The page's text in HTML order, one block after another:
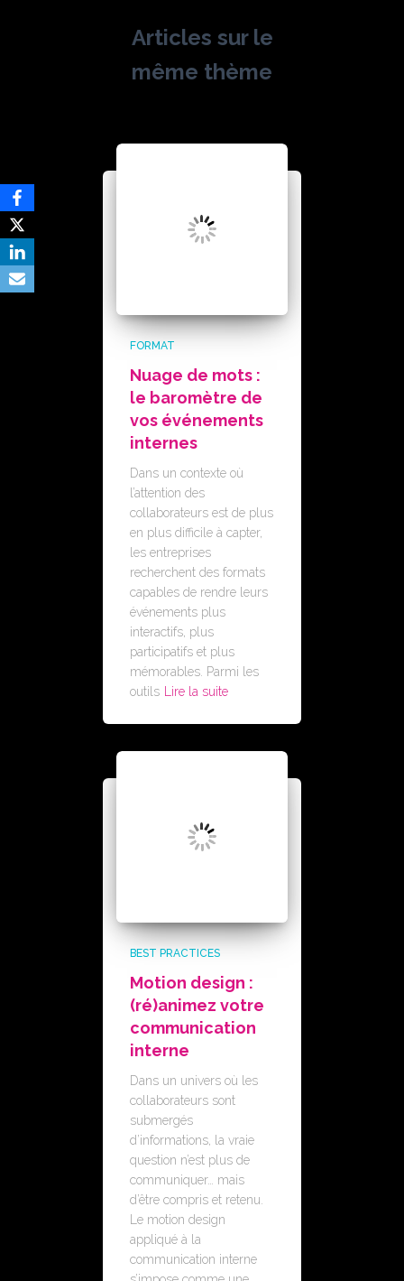
Articles sur le
même thème
FORMAT
Nuage de mots :
le baromètre de
vos événements
internes
Dans un contexte où
l’attention des
collaborateurs est de plus
en plus difficile à capter,
les entreprises
recherchent des formats
capables de rendre leurs
événements plus
interactifs, plus
participatifs et plus
mémorables. Parmi les
outils
Lire la suite
BEST PRACTICES
Motion design :
(ré)animez votre
communication
interne
Dans un univers où les
collaborateurs sont
submergés
d’informations, la vraie
question n’est plus de
communiquer… mais
d’être compris et retenu.
Le motion design
appliqué à la
communication interne